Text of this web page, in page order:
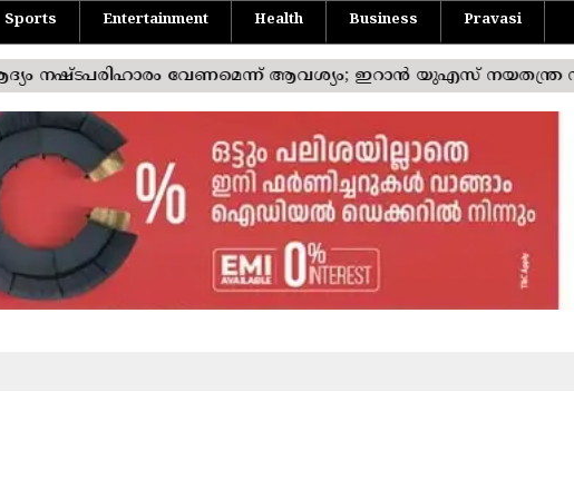
Sports Entertainment Health Business Pravasi